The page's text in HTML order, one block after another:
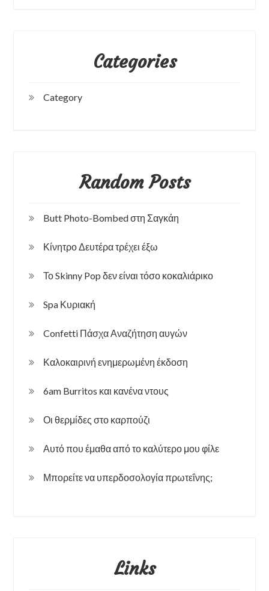
Categories
Category
Random Posts
Butt Photo-Bombed στη Σαγκάη
Κίνητρο Δευτέρα τρέχει έξω
Το Skinny Pop δεν είναι τόσο κοκαλιάρικο
Spa Κυριακή
Confetti Πάσχα Αναζήτηση αυγών
Καλοκαιρινή ενημερωμένη έκδοση
6am Burritos και κανένα ντους
Οι θερμίδες στο καρπούζι
Αυτό που έμαθα από το καλύτερο μου φίλε
Μπορείτε να υπερδοσολογία πρωτεΐνης;
Links